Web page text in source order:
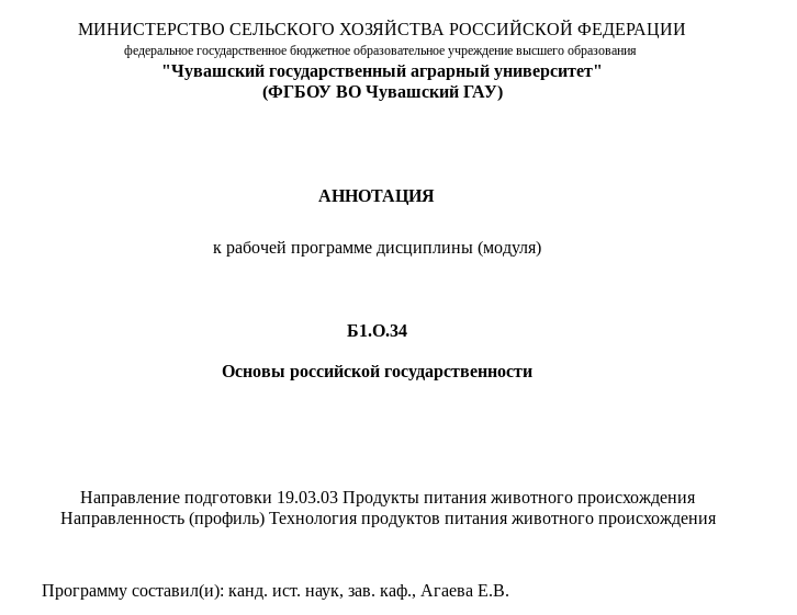
МИНИСТЕРСТВО СЕЛЬСКОГО ХОЗЯЙСТВА РОССИЙСКОЙ ФЕДЕРАЦИИ
федеральное государственное бюджетное образовательное учреждение высшего образования
"Чувашский государственный аграрный университет"
(ФГБОУ ВО Чувашский ГАУ)
к рабочей программе дисциплины (модуля)
АННОТАЦИЯ
Б1.О.34
Основы российской государственности
Направление подготовки 19.03.03 Продукты питания животного происхождения
Направленность (профиль) Технология продуктов питания животного происхождения
Программу составил(и): канд. ист. наук, зав. каф., Агаева Е.В.